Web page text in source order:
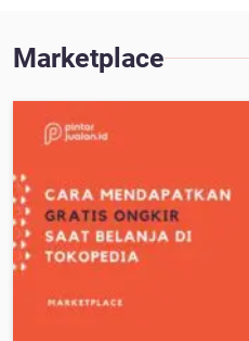
Marketplace